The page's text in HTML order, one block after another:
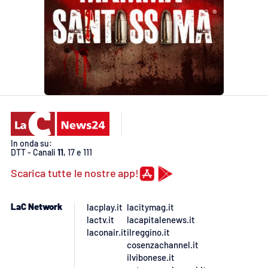
Android
In onda su:
DTT - Canali 11, 17 e 111
Scarica tutte le nostre app!
LaC Network
lacplay.it
lactv.it
laconair.it
lacitymag.it
lacapitalenews.it
ilreggino.it
cosenzachannel.it
ilvibonese.it